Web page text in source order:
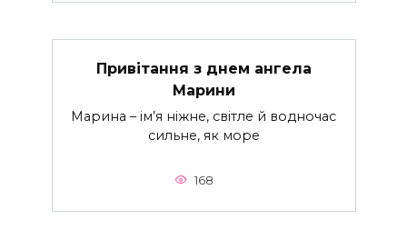
Привітання з днем ангела
Марини
Марина – ім’я ніжне, світле й водночас
сильне, як море
168